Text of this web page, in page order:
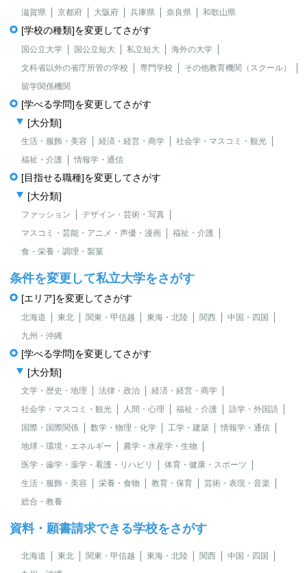
滋賀県 京都府 大阪府 兵庫県 奈良県 和歌山県
[学校の種類]を変更してさがす
国公立大学 国公立短大 私立短大
海外の大学
文科省以外の省庁所管の学校
専門学校
その他教育機関（スクール）
留学関係機関
[学べる学問]を変更してさがす
[大分類]
生活・服飾・美容 経済・経営・商学
社会学・マスコミ・観光
福祉・介護
情報学・通信
[目指せる職種]を変更してさがす
[大分類]
ファッション
デザイン・芸術・写真
マスコミ・芸能・アニメ・声優・漫画
福祉・介護
食・栄養・調理・製菓
条件を変更して私立大学をさがす
[エリア]を変更してさがす
北海道 東北 関東・甲信越 東海・北陸 関西
中国・四国
九州・沖縄
[学べる学問]を変更してさがす
[大分類]
文学・歴史・地理 法律・政治
経済・経営・商学
社会学・マスコミ・観光
人間・心理 福祉・介護
語学・外国語
国際・国際関係
数学・物理・化学 工学・建築
情報学・通信
地球・環境・エネルギー
農学・水産学・生物
医学・歯学・薬学・看護・リハビリ
体育・健康・スポーツ
生活・服飾・美容
栄養・食物 教育・保育
芸術・表現・音楽
総合・教養
資料・願書請求できる学校をさがす
北海道 東北 関東・甲信越 東海・北陸 関西
中国・四国